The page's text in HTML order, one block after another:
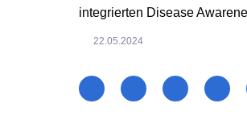
integrierten Disease
22.05.2024